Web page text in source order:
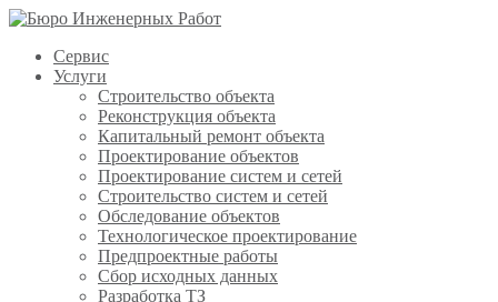
Сервис
Услуги
Строительство объекта
Реконструкция объекта
Капитальный ремонт объекта
Проектирование объектов
Проектирование систем и сетей
Строительство систем и сетей
Обследование объектов
Технологическое проектирование
Предпроектные работы
Сбор исходных данных
Разработка ТЗ